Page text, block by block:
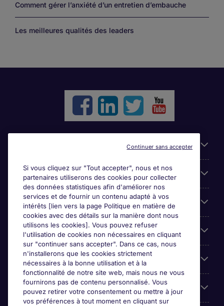
Comment gérer l’anxiété d’un entretien d’embauche
Les meilleures qualités des leaders
Parcourir nos offres
Cookie settings
Espace Entreprises
Qui Sommes-Nous ?
Accreditations
Si vous cliquez sur "Tout accepter", nous et nos
partenaires utiliserons des cookies pour collecter
des données statistiques afin d'améliorer nos
services et de fournir un contenu adapté à vos
intérêts [lien vers la page Politique en matière de
cookies avec des détails sur la manière dont nous
utilisons les cookies]. Vous pouvez refuser
l'utilisation de cookies non nécessaires en cliquant
sur "continuer sans accepter". Dans ce cas, nous
n'installerons que les cookies strictement
nécessaires à la bonne utilisation et à la
fonctionnalité de notre site web, mais nous ne vous
fournirons pas de contenu personnalisé. Vous
pouvez retirer votre consentement ou mettre à jour
vos préférences à tout moment en cliquant sur
Continuer sans accepter